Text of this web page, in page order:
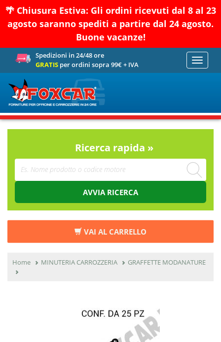
🌴 Chiusura Estiva: Gli ordini ricevuti dal 8 al 23
agosto saranno spediti a partire dal 24 agosto.
Buone vacanze!
Spedizioni in 24/48 ore
GRATIS per ordini sopra 99€ + IVA
Toggle
Ricerca rapida »
AVVIA RICERCA
VAI AL CARRELLO
Home MINUTERIA CARROZZERIA GRAFFETTE MODANATURE